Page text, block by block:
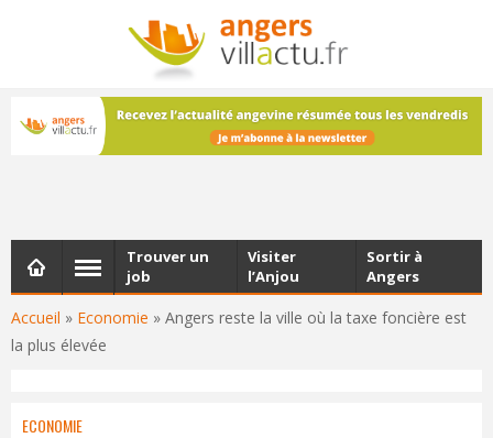
NEWSLETTER
Les dernières actualités d'Angers, chaque vendredi dans
votre boîte e-mail
Accueil » Economie » Angers reste la ville où la taxe foncière est
la plus élevée
Trouver un
job
Visiter
l’Anjou
Sortir à
Angers
ECONOMIE